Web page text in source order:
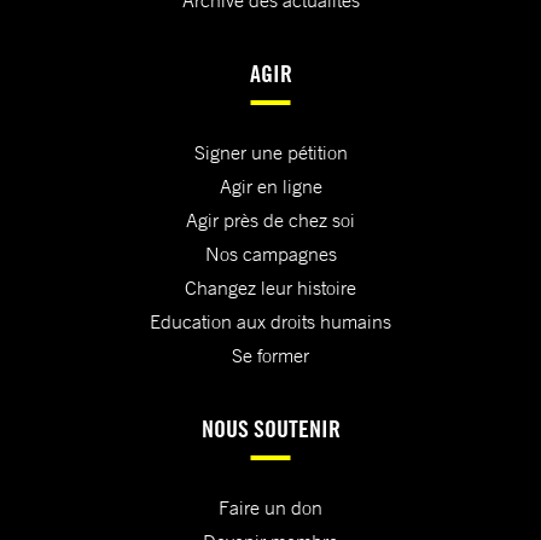
AGIR
Signer une pétition
Agir en ligne
Agir près de chez soi
Nos campagnes
Changez leur histoire
Education aux droits humains
Se former
NOUS SOUTENIR
Faire un don